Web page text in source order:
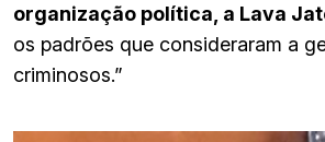
organização política, a Lava
os padrões que consideraram a
criminosos.”